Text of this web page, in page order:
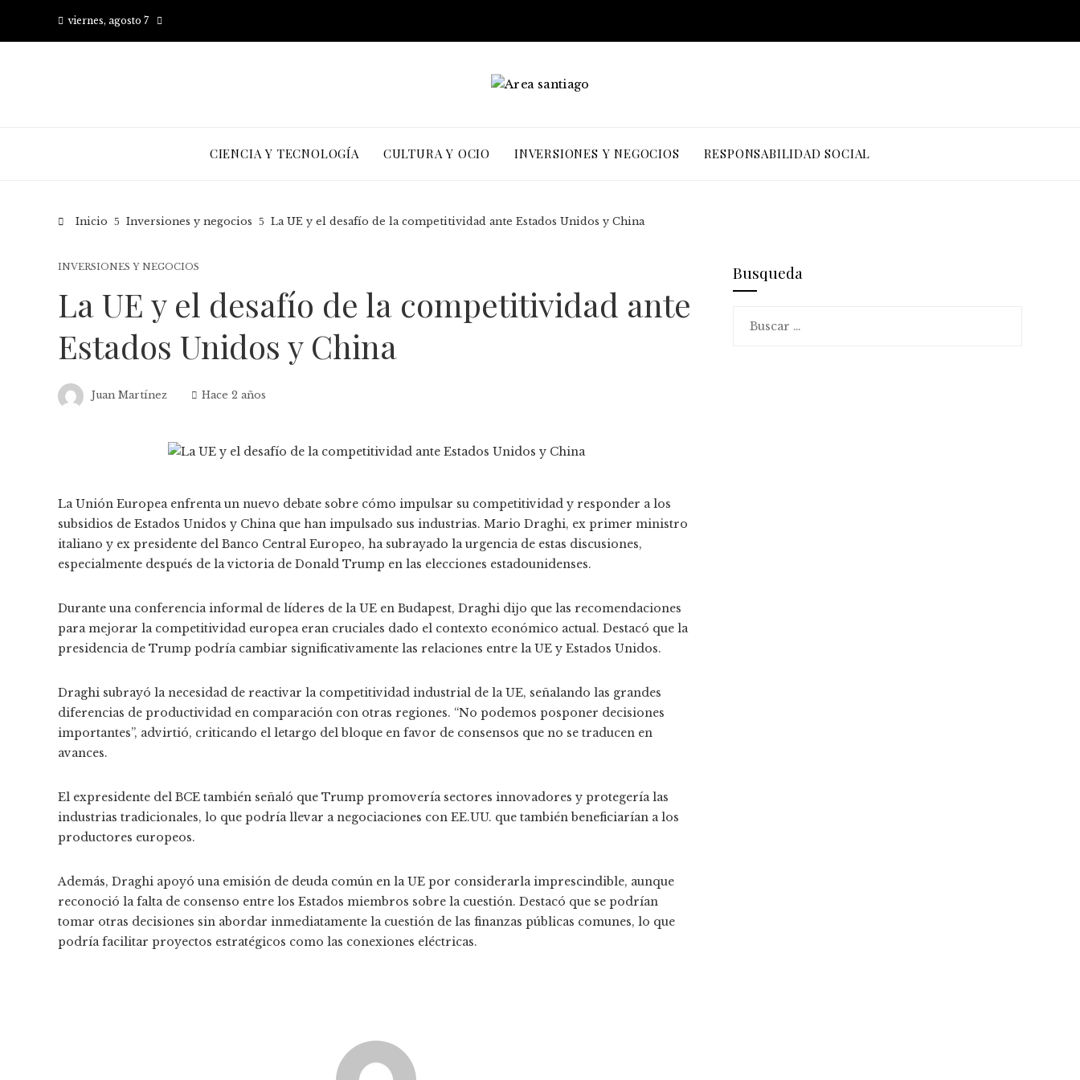
viernes, agosto 7
CIENCIA Y TECNOLOGÍA CULTURA Y OCIO INVERSIONES Y NEGOCIOS RESPONSABILIDAD SOCIAL
Inicio Inversiones y negocios La UE y el desafío de la competitividad ante Estados Unidos y China
INVERSIONES Y NEGOCIOS
La UE y el desafío de la competitividad ante
Estados Unidos y China
Juan Martínez Hace 2 años
La Unión Europea enfrenta un nuevo debate sobre cómo impulsar su competitividad y responder a los
subsidios de Estados Unidos y China que han impulsado sus industrias. Mario Draghi, ex primer ministro
italiano y ex presidente del Banco Central Europeo, ha subrayado la urgencia de estas discusiones,
especialmente después de la victoria de Donald Trump en las elecciones estadounidenses.
Durante una conferencia informal de líderes de la UE en Budapest, Draghi dijo que las recomendaciones
para mejorar la competitividad europea eran cruciales dado el contexto económico actual. Destacó que la
presidencia de Trump podría cambiar significativamente las relaciones entre la UE y Estados Unidos.
Draghi subrayó la necesidad de reactivar la competitividad industrial de la UE, señalando las grandes
diferencias de productividad en comparación con otras regiones. “No podemos posponer decisiones
importantes”, advirtió, criticando el letargo del bloque en favor de consensos que no se traducen en
avances.
El expresidente del BCE también señaló que Trump promovería sectores innovadores y protegería las
industrias tradicionales, lo que podría llevar a negociaciones con EE.UU. que también beneficiarían a los
productores europeos.
Además, Draghi apoyó una emisión de deuda común en la UE por considerarla imprescindible, aunque
reconoció la falta de consenso entre los Estados miembros sobre la cuestión. Destacó que se podrían
tomar otras decisiones sin abordar inmediatamente la cuestión de las finanzas públicas comunes, lo que
podría facilitar proyectos estratégicos como las conexiones eléctricas.
Busqueda